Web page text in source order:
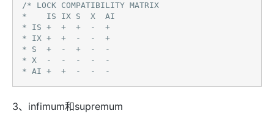
/* LOCK COMPATIBILITY MATRIX
*    IS IX S  X  AI
* IS +  +  +  -  +
* IX +  +  -  -  +
* S  +  -  +  -  -
* X  -  -  -  -  -
* AI +  +  -  -  -
3、infimum和supremum